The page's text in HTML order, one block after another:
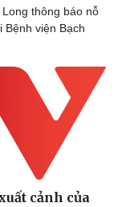
thông báo nỗ
Bệnh viện Bạch
cảnh của